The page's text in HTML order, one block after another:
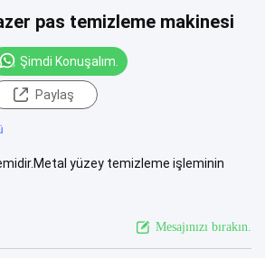
pas temizleme makinesi
Şimdi Konuşalım.
Paylaş
yüzey temizleme işleminin
Mesajınızı bırakın.